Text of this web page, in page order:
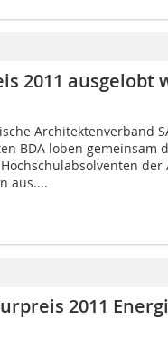
2011 ausgelobt
Architektenverband
BDA loben gemeinsam
aus....
2011